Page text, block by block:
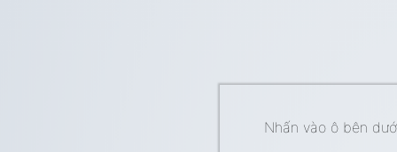
Nhấn vào ô bên